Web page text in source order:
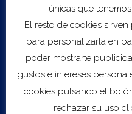
Digital (zoom)
Directions
únicas que
El resto de cookies
para personalizarla en
poder mostrarte
gustos e intereses
cookies pulsando el
rechazar su uso